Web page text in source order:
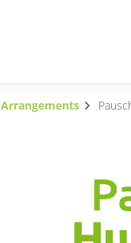
Arrangements